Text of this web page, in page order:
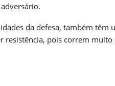
da defesa, também
resistência, pois correm